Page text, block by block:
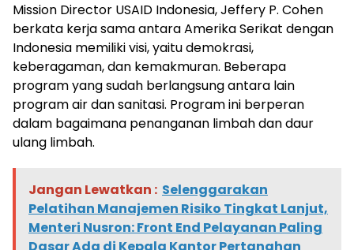
Mission Director USAID Indonesia, Jeffery P. Cohen
berkata kerja sama antara Amerika Serikat dengan
Indonesia memiliki visi, yaitu demokrasi,
keberagaman, dan kemakmuran. Beberapa
program yang sudah berlangsung antara lain
program air dan sanitasi. Program ini berperan
dalam bagaimana penanganan limbah dan daur
ulang limbah.
Jangan Lewatkan : Selenggarakan
Pelatihan Manajemen Risiko Tingkat Lanjut,
Menteri Nusron: Front End Pelayanan Paling